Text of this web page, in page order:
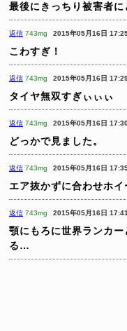
最後にきっちり被害者
返信 743mg 2015年05月16日
こわすぎ！
返信 743mg 2015年05月16日
タイヤ無双すぎぃぃぃ
返信 743mg 2015年05月16日
どっかで見ました。
返信 743mg 2015年05月16日
エア抜かずに合わせホ
返信 743mg 2015年05月16日 17:41
顎にもろに世界ランカ
る…